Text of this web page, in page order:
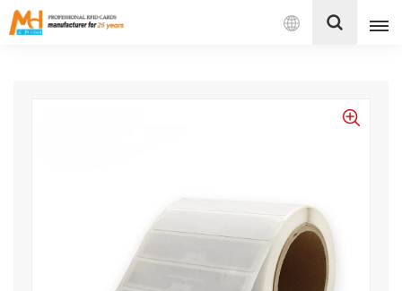
بالعربية
Português
بالعربية